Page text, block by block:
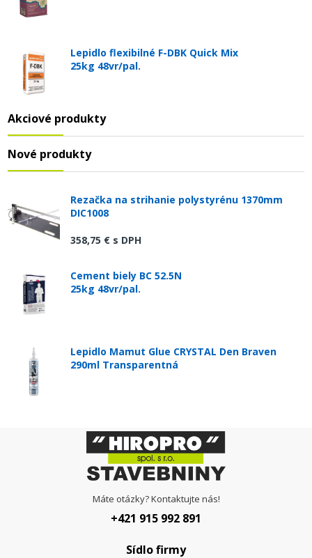
Lepidlo flexibilné F-DBK Quick Mix
25kg 48vr/pal.
Akciové produkty
Nové produkty
Rezačka na strihanie polystyrénu 1370mm
DIC1008
358,75 € s DPH
Cement biely BC 52.5N
25kg 48vr/pal.
Lepidlo Mamut Glue CRYSTAL Den Braven
290ml Transparentná
Máte otázky? Kontaktujte nás!
+421 915 992 891
Sídlo firmy